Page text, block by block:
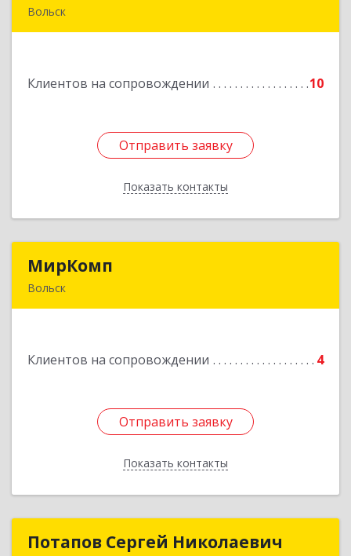
Вольск
Клиентов на сопровождении 10
Отправить заявку
Показать контакты
Подробнее
Отправить заявку
Назад
МирКомп
Вольск
Клиентов на сопровождении 4
Отправить заявку
Показать контакты
Подробнее
Отправить заявку
Назад
Потапов Сергей Николаевич
Потапов Сергей Николаевич